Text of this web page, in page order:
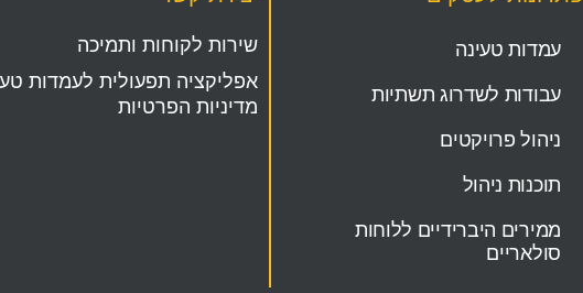
עמדות טעינה
עבודות לשדרוג תשתיות
ניהול פרויקטים
תוכנות ניהול
ממירים היברידיים ללוחות
סולאריים
שירות לקוחות ותמיכה
אפליקציה תפעולית לעמדות
מדיניות הפרטיות